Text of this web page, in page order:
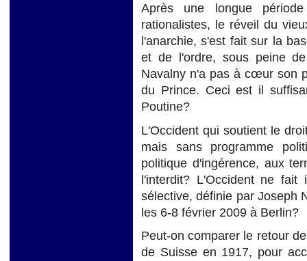
Après une longue
rationalistes, le réveil du
l'anarchie, s'est fait sur la
et de l'ordre, sous peine de
Navalny n'a pas à cœur son
du Prince. Ceci est il
Poutine?
L'Occident qui soutient le
mais sans programme
politique d'ingérence, aux
l'interdit? L'Occident ne
sélective, définie par Joseph
les 6-8 février 2009 à Berlin?
Peut-on comparer le retour
de Suisse en 1917, pour